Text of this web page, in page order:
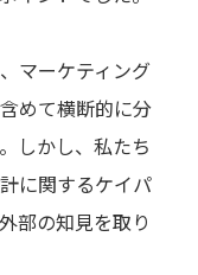
マーケティング
めて横断的に分
しかし、私たち
に関するケイパ
部の知見を取り